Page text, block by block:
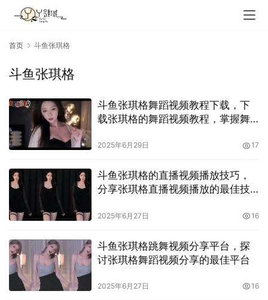
首页 斗鱼张琪格
斗鱼张琪格
斗鱼张琪格舞蹈视频教程下载，下
载张琪格的舞蹈视频教程，掌握舞
2025年6月29日 17
斗鱼张琪格的直播视频播放技巧，
分享张琪格直播视频播放的最佳技
2025年6月27日 16
斗鱼张琪格跳舞视频分享平台，探
讨张琪格舞蹈视频分享的最佳平台
2025年6月27日 16